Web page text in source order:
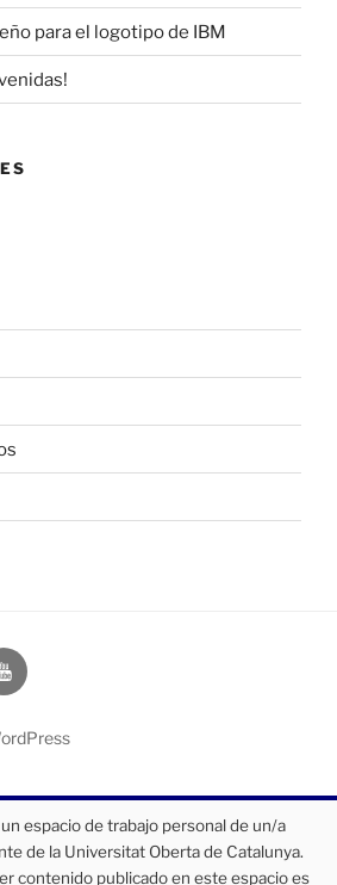
para el logotipo de IBM
espacio de trabajo personal de un/a
de la Universitat Oberta de Catalunya.
contenido publicado en este espacio es